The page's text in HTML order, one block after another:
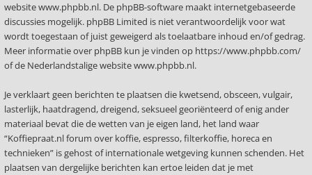
websitewww.phpbb.nl. De phpBB-software maakt internetgebaseerde
discussies mogelijk. phpBB Limited is niet verantwoordelijk voor wat
wordt toegestaan of juist geweigerd als toelaatbare inhoud en/of gedrag.
Meer informatie over phpBB kun je vinden op https://www.phpbb.com/
of de Nederlandstalige websitewww.phpbb.nl.
Je verklaart geen berichten te plaatsen die kwetsend, obsceen, vulgair,
lasterlijk, haatdragend, dreigend, seksueel georiënteerd of enig ander
materiaal bevat die de wetten van je eigen land, het land waar
“Koffiepraat.nl forum over koffie, espresso, filterkoffie, horeca en
technieken” is gehost of internationale wetgeving kunnen schenden. Het
plaatsen van dergelijke berichten kan ertoe leiden dat je met